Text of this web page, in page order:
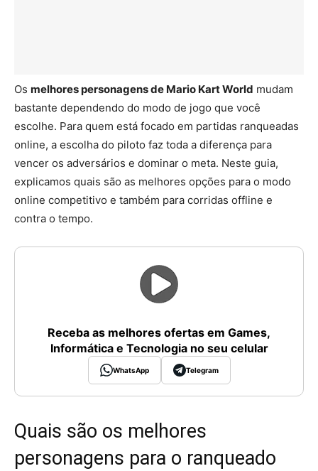
Os melhores personagens de Mario Kart World mudam
bastante dependendo do modo de jogo que você
escolhe. Para quem está focado em partidas ranqueadas
online, a escolha do piloto faz toda a diferença para
vencer os adversários e dominar o meta. Neste guia,
explicamos quais são as melhores opções para o modo
online competitivo e também para corridas offline e
contra o tempo.
Receba as melhores ofertas em Games,
Informática e Tecnologia no seu celular
WhatsApp Telegram
Quais são os melhores
personagens para o ranqueado